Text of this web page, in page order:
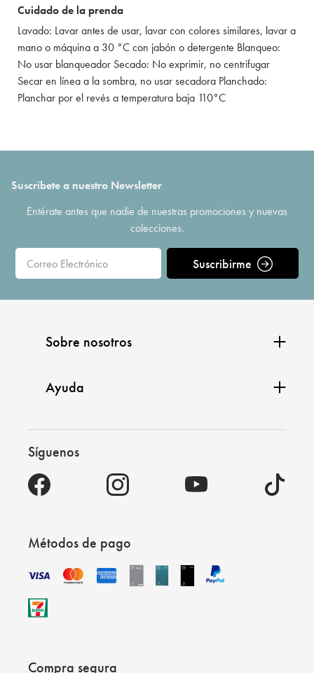
Cuidado de la prenda
Lavado: Lavar antes de usar, lavar con colores similares, lavar a
mano o máquina a 30 °C con jabón o detergente Blanqueo:
No usar blanqueador Secado: No exprimir, no centrifugar
Secar en línea a la sombra, no usar secadora Planchado:
Planchar por el revés a temperatura baja 110°C
Suscríbete a nuestro Newsletter
Entérate antes que nadie de nuestras promociones y nuevas
colecciones.
Suscribirme
Sobre nosotros
Ayuda
Síguenos
Métodos de pago
Compra segura